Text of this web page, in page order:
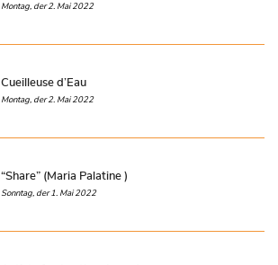
Montag, der 2. Mai 2022
Cueilleuse d’Eau
Montag, der 2. Mai 2022
“Share” (Maria Palatine )
Sonntag, der 1. Mai 2022